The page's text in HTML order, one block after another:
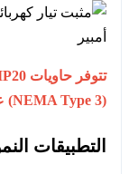
(NEMA Type 3) عند الطلب
التطبيقات